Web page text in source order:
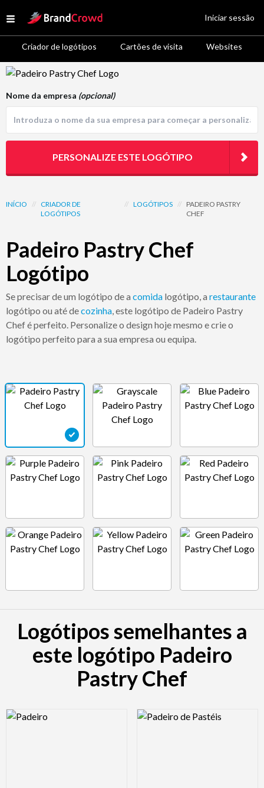
Open menu
Site Logo
Criador de logótipos Cartões de visita Websites
Iniciar sessão
Logo Template Preview
INÍCIO // CRIADOR DE
LOGÓTIPOS
// LOGÓTIPOS //
PADEIRO PASTRY
CHEF
Padeiro Pastry Chef
Logótipo
Se precisar de um logótipo de a comida logótipo, a restaurante
logótipo ou até decozinha, este logótipo de Padeiro Pastry
Chef é perfeito. Personalize o design hoje mesmo e crie o
logótipo perfeito para a sua empresa ou equipa.
Nome da empresa (opcional)
PERSONALIZE ESTE LOGÓTIPO
Logótipos semelhantes a
este logótipo Padeiro
Pastry Chef
Logo Preview Image Logo Preview Image